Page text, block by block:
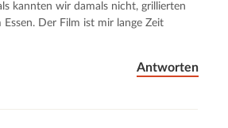
kannten wir damals nicht, grillierten
Essen. Der Film ist mir lange Zeit
Antworten